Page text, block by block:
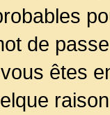
de
êtes